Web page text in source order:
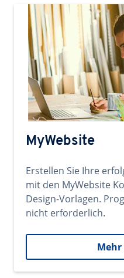
MyWebsite
Erstellen Sie Ihre
mit den MyWebsite
Design-Vorlagen.
nicht erforderlich.